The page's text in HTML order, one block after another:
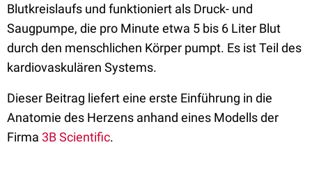
Blutkreislaufs und funktioniert als Druck- und
Saugpumpe, die pro Minute etwa 5 bis 6 Liter Blut
durch den menschlichen Körper pumpt. Es ist Teil des
kardiovaskulären Systems.
Dieser Beitrag liefert eine erste Einführung in die
Anatomie des Herzens anhand eines Modells der
Firma 3B Scientific.